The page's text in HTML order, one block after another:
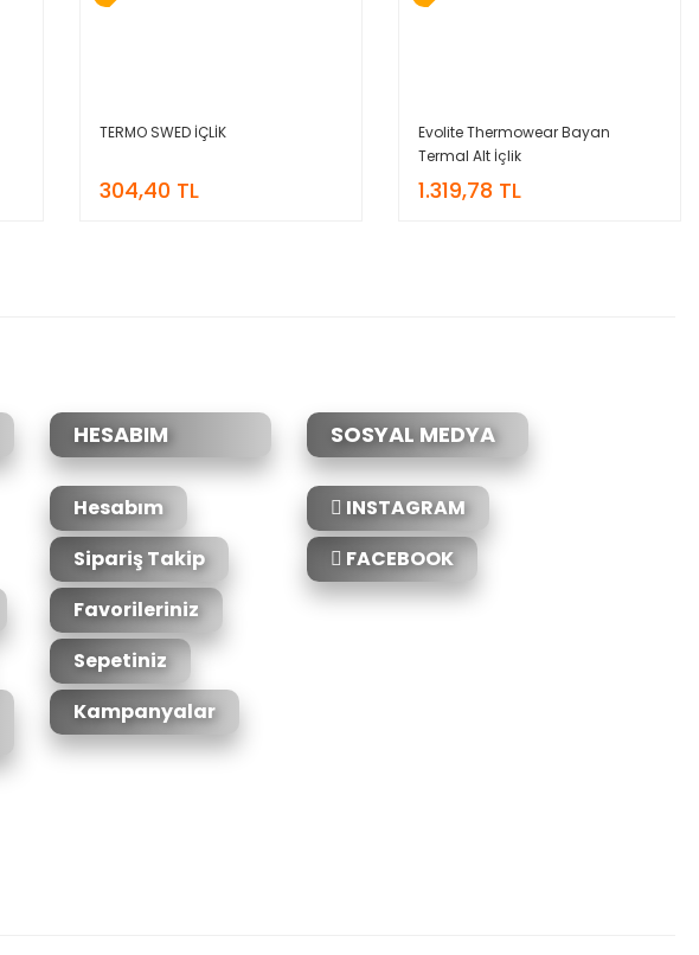
TERMO SWED İÇLİK
304,40 TL
Evolite Thermowear Bayan
Termal Alt İçlik
1.319,78 TL
HESABIM
Hesabım
Sipariş Takip
Favorileriniz
Sepetiniz
Kampanyalar
SOSYAL MEDYA
INSTAGRAM
FACEBOOK